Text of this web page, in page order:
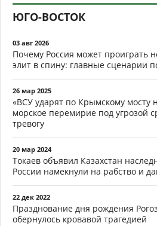
ЮГО-ВОСТОК
03 авг 2026
Почему Россия может проиграть
элит в спину: главные сценарии
26 мар 2025
«ВСУ ударят по Крымскому мосту
морское перемирие под угрозой
тревогу
20 мар 2024
Токаев объявил Казахстан
России намекнули на рабство и
22 дек 2022
Празднование дня рождения
обернулось кровавой трагедией